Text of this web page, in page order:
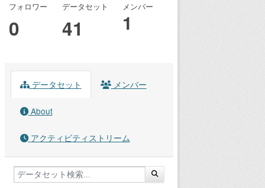
フォロワー
0
データセット
41
メンバー
1
データセット メンバー
About
アクティビティストリーム